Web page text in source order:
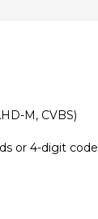
M, CVBS)
or 4-digit code